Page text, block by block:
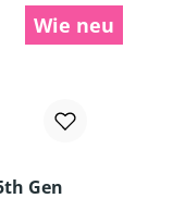
Wie neu
Gen